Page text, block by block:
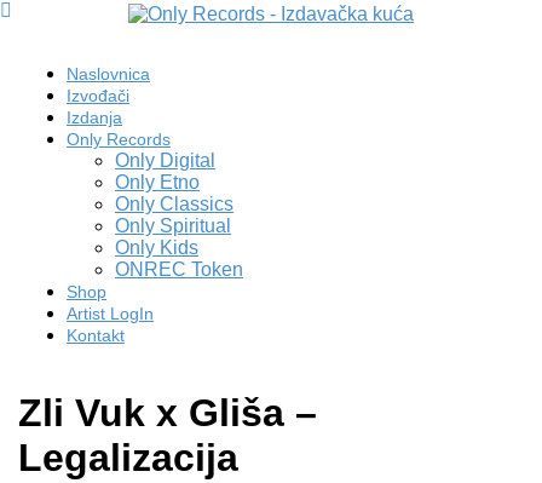
Naslovnica
Izvođači
Izdanja
Only Records
Only Digital
Only Etno
Only Classics
Only Spiritual
Only Kids
ONREC Token
Shop
Artist LogIn
Kontakt
Zli Vuk x Gliša –
Legalizacija